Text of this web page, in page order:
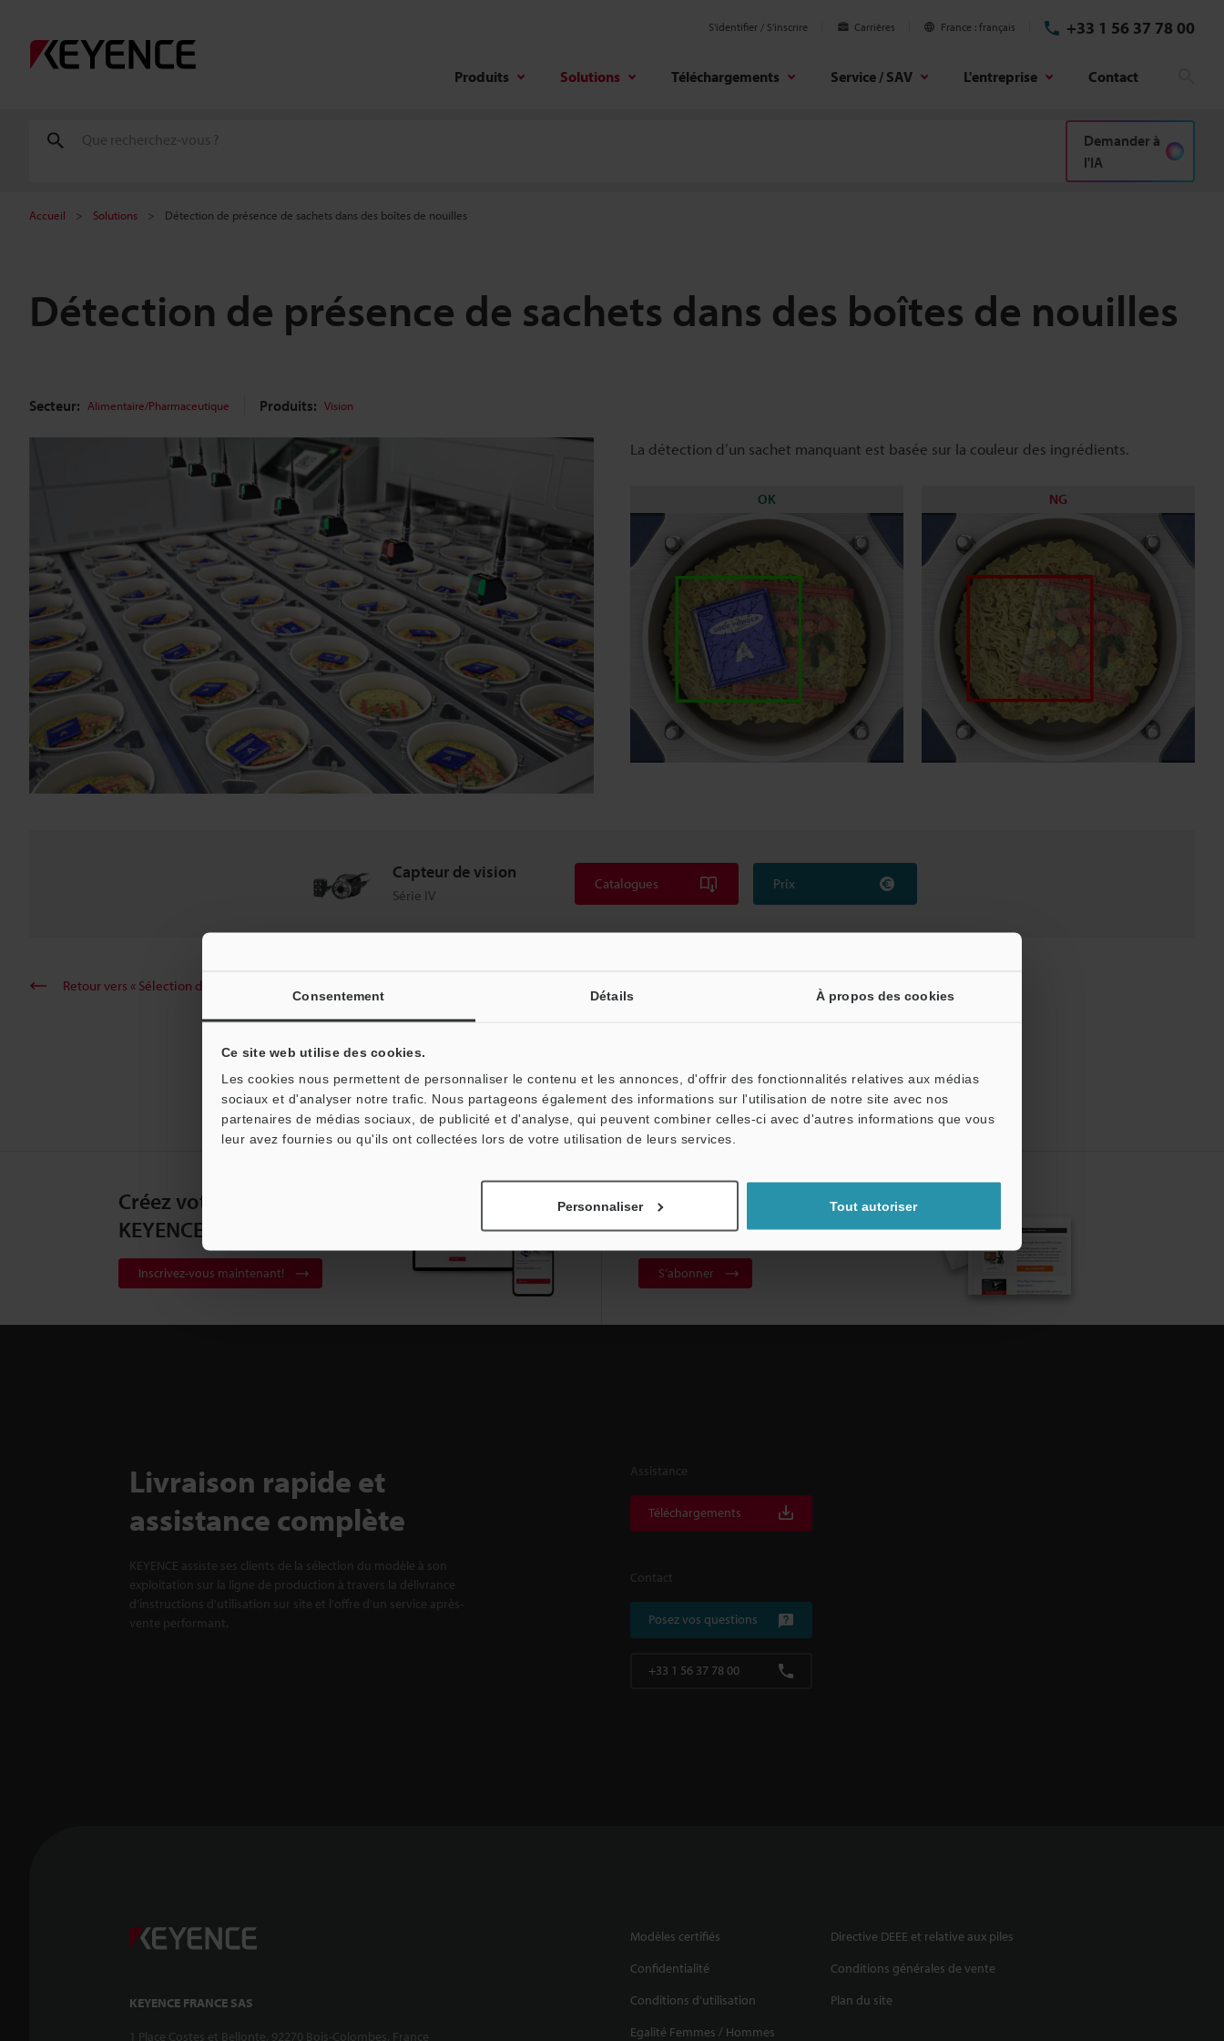
Consentement Détails À propos des cookies
Ce site web utilise des cookies.
Les cookies nous permettent de personnaliser le contenu et les annonces, d'offrir des fonctionnalités relatives aux médias
sociaux et d'analyser notre trafic. Nous partageons également des informations sur l'utilisation de notre site avec nos
partenaires de médias sociaux, de publicité et d'analyse, qui peuvent combiner celles-ci avec d'autres informations que vous
leur avez fournies ou qu'ils ont collectées lors de votre utilisation de leurs services.
Personnaliser Tout autoriser
S'identifier / S’inscrire Carrières France français +33 1 56 37 78 00
Produits Solutions Téléchargements Service / SAV L'entreprise Contact
Demander à
l'IA
Accueil Solutions Détection de présence de sachets dans des boîtes de nouilles
Détection de présence de sachets dans des boîtes de nouilles
Secteur: Alimentaire/Pharmaceutique Produits: Vision
La détection d’un sachet manquant est basée sur la couleur des ingrédients.
OK NG
Capteur de vision
Série IV
Catalogues Prix
Retour vers « Sélection de produits par industrie et application »
Créez votre compte
KEYENCE
Inscrivez-vous maintenant!
Abonnement à la lettre
d'information
S'abonner
Livraison rapide et
assistance complète
KEYENCE assiste ses clients de la sélection du modèle à son
exploitation sur la ligne de production à travers la délivrance
d'instructions d'utilisation sur site et l'offre d'un service après-
vente performant.
Assistance
Téléchargements
Contact
Posez vos questions
+33 1 56 37 78 00
KEYENCE FRANCE SAS
1 Place Costes et Bellonte, 92270 Bois-Colombes, France
Modèles certifiés
Directive DEEE et relative aux piles
Confidentialité
Conditions générales de vente
Conditions d'utilisation
Plan du site
Egalité Femmes / Hommes